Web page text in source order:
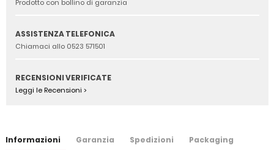
Prodotto con bollino di garanzia
ASSISTENZA TELEFONICA
Chiamaci allo 0523 571501
RECENSIONI VERIFICATE
Leggi le Recensioni >
Informazioni Garanzia Spedizioni Packaging